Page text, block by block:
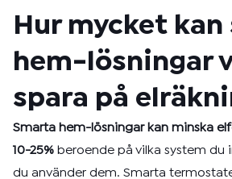
Hur mycket
hem-lösningar
spara på
Smarta hem-lösningar kan minska
10-25% beroende på vilka system du
du använder dem. Smarta